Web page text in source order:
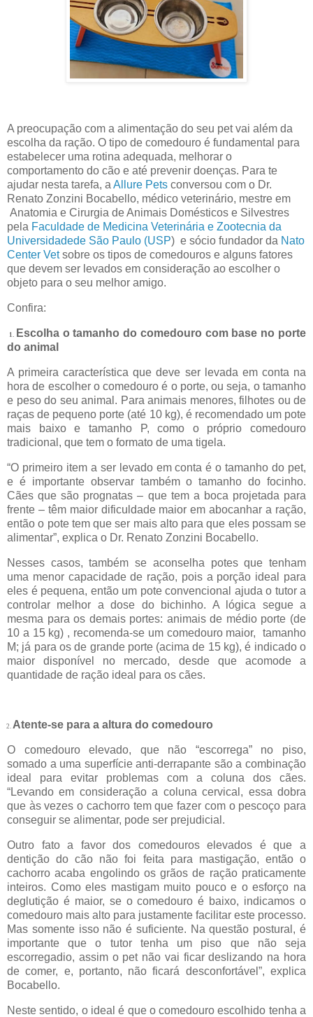
A preocupação com a alimentação do seu pet vai além da
escolha da ração. O tipo de comedouro é fundamental para
estabelecer uma rotina adequada, melhorar o
comportamento do cão e até prevenir doenças. Para te
ajudar nesta tarefa, aAllure Pets conversou com o Dr.
Renato Zonzini Bocabello, médico veterinário, mestre em
Anatomia e Cirurgia de Animais Domésticos e Silvestres
pela Faculdade de Medicina Veterinária e Zootecnia da
Universidadede São Paulo (USP) e sócio fundador da Nato
Center Vetsobre os tipos de comedouros e alguns fatores
que devem ser levados em consideração ao escolher o
objeto para o seu melhor amigo.
Confira:
1. Escolha o tamanho do comedouro com base no porte
do animal
A primeira característica que deve ser levada em conta na
hora de escolher o comedouro é o porte, ou seja, o tamanho
e peso do seu animal. Para animais menores, filhotes ou de
raças de pequeno porte (até 10 kg), é recomendado um pote
mais baixo e tamanho P, como o próprio comedouro
tradicional, que tem o formato de uma tigela.
“O primeiro item a ser levado em conta é o tamanho do pet,
e é importante observar também o tamanho do focinho.
Cães que são prognatas – que tem a boca projetada para
frente – têm maior dificuldade maior em abocanhar a ração,
então o pote tem que ser mais alto para que eles possam se
alimentar”, explica o Dr. Renato Zonzini Bocabello.
Nesses casos, também se aconselha potes que tenham
uma menor capacidade de ração, pois a porção ideal para
eles é pequena, então um pote convencional ajuda o tutor a
controlar melhor a dose do bichinho. A lógica segue a
mesma para os demais portes: animais de médio porte (de
10 a 15 kg) , recomenda-se um comedouro maior,
tamanho
M; já para os de grande porte (acima de 15 kg), é indicado o
maior disponível no mercado, desde que acomode a
quantidade de ração ideal para os cães.
2. Atente-se para a altura do comedouro
O comedouro elevado, que não “escorrega” no piso,
somado a uma superfície anti-derrapante são a combinação
ideal para evitar problemas com a coluna dos cães.
“Levando em consideração a coluna cervical, essa dobra
que às vezes o cachorro tem que fazer com o pescoço para
conseguir se alimentar, pode ser prejudicial.
Outro fato a favor dos comedouros elevados é que a
dentição do cão não foi feita para mastigação, então o
cachorro acaba engolindo os grãos de ração praticamente
inteiros. Como eles mastigam muito pouco e o esforço na
deglutição é maior, se o comedouro é baixo, indicamos o
comedouro mais alto para justamente facilitar este processo.
Mas somente isso não é suficiente. Na questão postural, é
importante que o tutor tenha um piso que não seja
escorregadio, assim o pet não vai ficar deslizando na hora
de comer, e, portanto, não ficará desconfortável”, explica
Bocabello.
Neste sentido, o ideal é que o comedouro escolhido tenha a